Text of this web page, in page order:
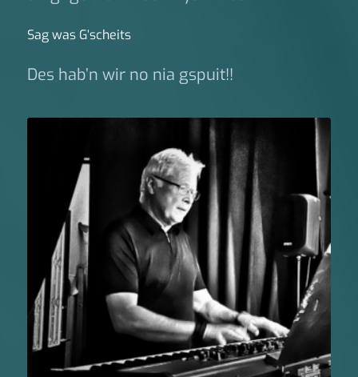
Sag was G‘scheits
Des hab’n wir no nia gspuit!!